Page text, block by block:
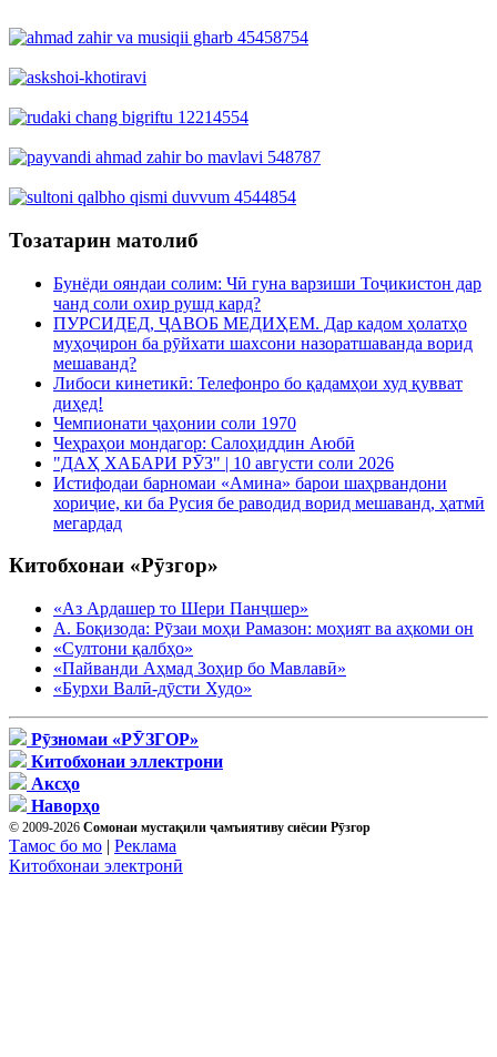
Тозатарин матолиб
Бунёди ояндаи солим: Чӣ гуна варзиши Тоҷикистон дар
чанд соли охир рушд кард?
ПУРСИДЕД, ҶАВОБ МЕДИҲЕМ. Дар кадом ҳолатҳо
муҳоҷирон ба рӯйхати шахсони назоратшаванда ворид
мешаванд?
Либоси кинетикӣ: Телефонро бо қадамҳои худ қувват
диҳед!
Чемпионати ҷаҳонии соли 1970
Чеҳраҳои мондагор: Салоҳиддин Аюбӣ
"ДАҲ ХАБАРИ РӮЗ" | 10 августи соли 2026
Истифодаи барномаи «Амина» барои шаҳрвандони
хориҷие, ки ба Русия бе раводид ворид мешаванд, ҳатмӣ
мегардад
Китобхонаи «Рӯзгор»
«Аз Ардашер то Шери Панҷшер»
А. Боқизода: Рӯзаи моҳи Рамазон: моҳият ва аҳкоми он
«Султони қалбҳо»
«Пайванди Аҳмад Зоҳир бо Мавлавӣ»
«Бурхи Валӣ-дӯсти Худо»
Рӯзномаи «РӮЗГОР»
Китобхонаи эллектрони
Аксҳо
Наворҳо
© 2009-2026 Сомонаи мустақили ҷамъиятиву сиёсии Рӯзгор
Тамос бо мо | Реклама
Китобхонаи электронӣ